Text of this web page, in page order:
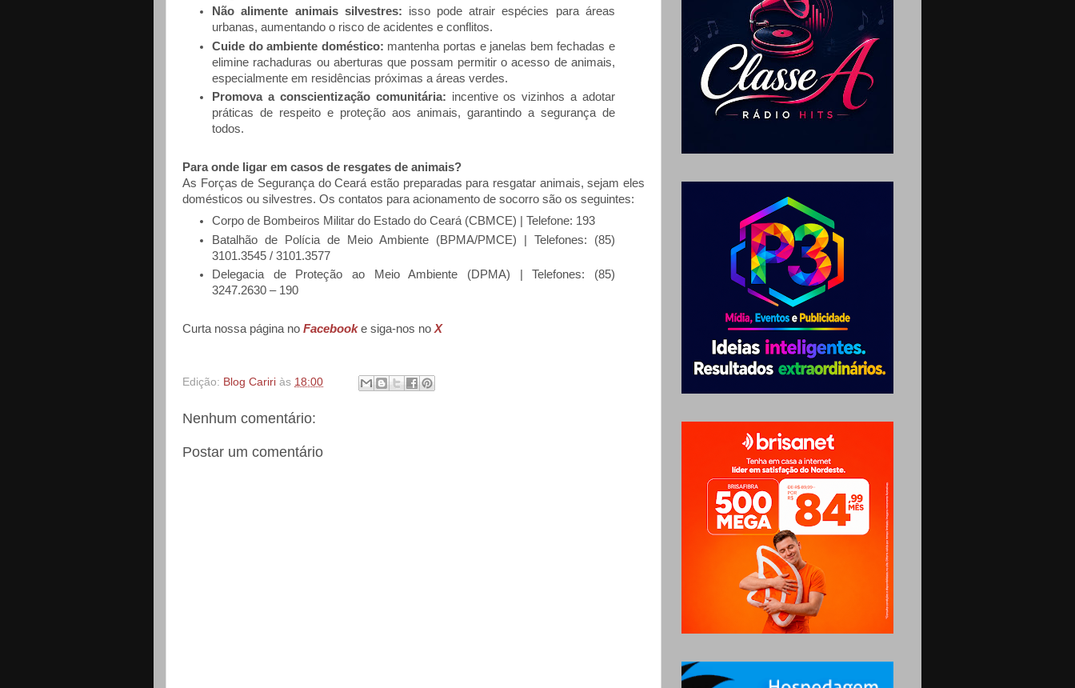
Não alimente animais silvestres: isso pode atrair espécies para áreas
urbanas, aumentando o risco de acidentes e conflitos.
Cuide do ambiente doméstico: mantenha portas e janelas bem fechadas e
elimine rachaduras ou aberturas que possam permitir o acesso de animais,
especialmente em residências próximas a áreas verdes.
Promova a conscientização comunitária: incentive os vizinhos a adotar
práticas de respeito e proteção aos animais, garantindo a segurança de
todos.
Para onde ligar em casos de resgates de animais?
As Forças de Segurança do Ceará estão preparadas para resgatar animais, sejam eles
domésticos ou silvestres. Os contatos para acionamento de socorro são os seguintes:
Corpo de Bombeiros Militar do Estado do Ceará (CBMCE) | Telefone: 193
Batalhão de Polícia de Meio Ambiente (BPMA/PMCE) | Telefones: (85)
3101.3545 / 3101.3577
Delegacia de Proteção ao Meio Ambiente (DPMA) | Telefones: (85)
3247.2630 – 190
Curta nossa página no Facebooke siga-nos no X
Edição: Blog Cariri às 18:00
Nenhum comentário:
Postar um comentário